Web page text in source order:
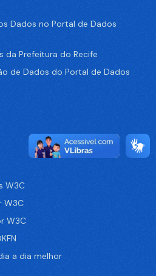
Dados no Portal de Dados
da Prefeitura do Recife
de Dados do Portal de Dados
W3C
W3C
W3C
a dia melhor